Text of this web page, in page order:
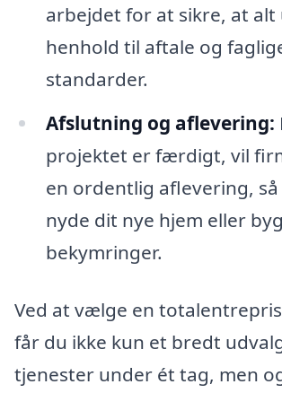
arbejdet for at sikre, at alt
henhold til aftale og
standarder.
Afslutning og aflevering:
projektet er færdigt, vil
en ordentlig aflevering,
nyde dit nye hjem eller
bekymringer.
Ved at vælge en
får du ikke kun et bredt
tjenester under ét tag, men